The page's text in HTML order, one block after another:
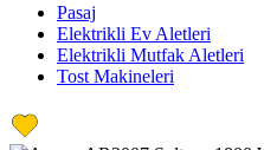
Pasaj
Elektrikli Ev Aletleri
Elektrikli Mutfak Aletleri
Tost Makineleri